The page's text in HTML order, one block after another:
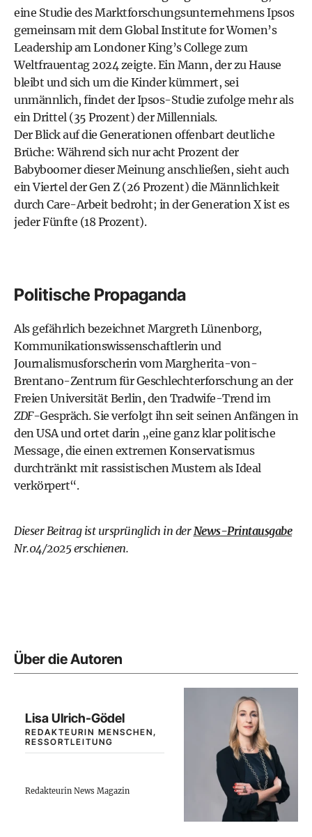
eine Studie des Marktforschungsunternehmens Ipsos
gemeinsam mit dem Global Institute for Women’s
Leadership am Londoner King’s College zum
Weltfrauentag 2024 zeigte. Ein Mann, der zu Hause
bleibt und sich um die Kinder kümmert, sei
unmännlich, findet der Ipsos-Studie zufolge mehr als
ein Drittel (35 Prozent) der Millennials.
Der Blick auf die Generationen offenbart deutliche
Brüche: Während sich nur acht Prozent der
Babyboomer dieser Meinung anschließen, sieht auch
ein Viertel der Gen Z (26 Prozent) die Männlichkeit
durch Care-Arbeit bedroht; in der Generation X ist es
jeder Fünfte (18 Prozent).
Politische Propaganda
Als gefährlich bezeichnet Margreth Lünenborg,
Kommunikationswissenschaftlerin und
Journalismusforscherin vom Margherita-von-
Brentano-Zentrum für Geschlechterforschung an der
Freien Universität Berlin, den Tradwife-Trend im
ZDF-Gespräch. Sie verfolgt ihn seit seinen Anfängen in
den USA und ortet darin „eine ganz klar politische
Message, die einen extremen Konservatismus
durchtränkt mit rassistischen Mustern als Ideal
verkörpert“.
Dieser Beitrag ist ursprünglich in derNews-Printausgabe
Nr.04/2025 erschienen.
Über die Autoren
Lisa Ulrich-Gödel
REDAKTEURIN MENSCHEN,
RESSORTLEITUNG
Redakteurin News Magazin